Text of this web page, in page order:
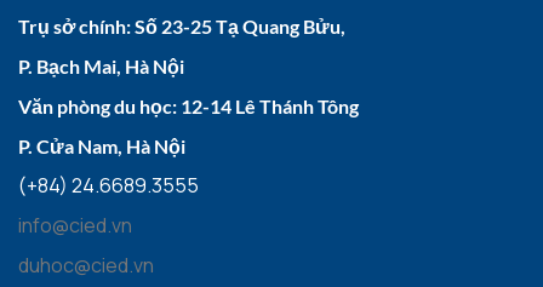
Trụ sở chính: Số 23-25 Tạ Quang Bửu,
P. Bạch Mai, Hà Nội
Văn phòng du học: 12-14 Lê Thánh Tông
P. Cửa Nam, Hà Nội
(+84) 24.6689.3555
info@cied.vn
duhoc@cied.vn